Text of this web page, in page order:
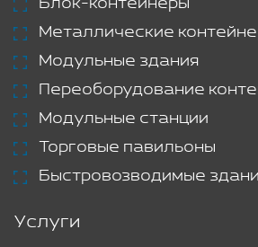
Блок-контейнеры
Металлические
Модульные здания
Переоборудование
Модульные станции
Торговые павильоны
Быстровозводимые
Услуги